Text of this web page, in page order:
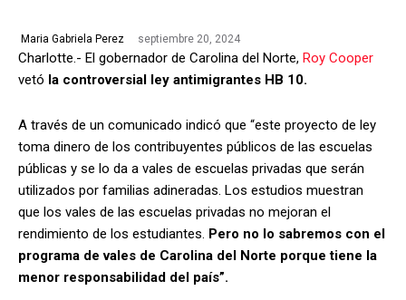
Maria Gabriela Perez septiembre 20, 2024
Charlotte.- El gobernador de Carolina del Norte, Roy Cooper
vetó la controversial ley antimigrantes HB 10.
A través de un comunicado indicó que “este proyecto de ley
toma dinero de los contribuyentes públicos de las escuelas
públicas y se lo da a vales de escuelas privadas que serán
utilizados por familias adineradas. Los estudios muestran
que los vales de las escuelas privadas no mejoran el
rendimiento de los estudiantes. Pero no lo sabremos con el
programa de vales de Carolina del Norte porque tiene la
menor responsabilidad del país”.